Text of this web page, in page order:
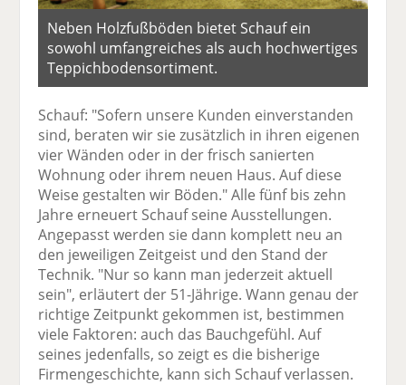
Neben Holzfußböden bietet Schauf ein
sowohl umfangreiches als auch hochwertiges
Teppichbodensortiment.
Schauf: "Sofern unsere Kunden einverstanden
sind, beraten wir sie zusätzlich in ihren eigenen
vier Wänden oder in der frisch sanierten
Wohnung oder ihrem neuen Haus. Auf diese
Weise gestalten wir Böden." Alle fünf bis zehn
Jahre erneuert Schauf seine Ausstellungen.
Angepasst werden sie dann komplett neu an
den jeweiligen Zeitgeist und den Stand der
Technik. "Nur so kann man jederzeit aktuell
sein", erläutert der 51-Jährige. Wann genau der
richtige Zeitpunkt gekommen ist, bestimmen
viele Faktoren: auch das Bauchgefühl. Auf
seines jedenfalls, so zeigt es die bisherige
Firmengeschichte, kann sich Schauf verlassen.